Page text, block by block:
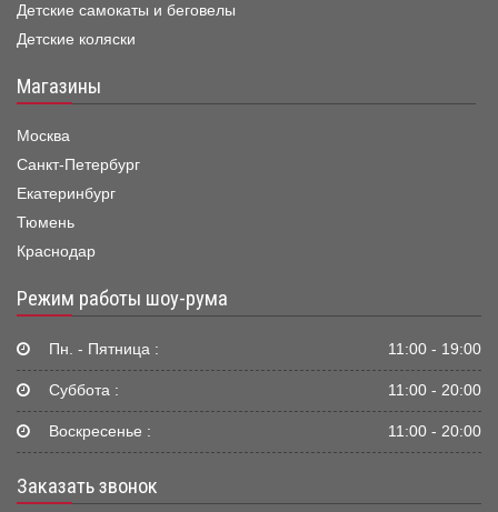
Детские самокаты и беговелы
Детские коляски
Магазины
Москва
Санкт-Петербург
Екатеринбург
Тюмень
Краснодар
Режим работы шоу-рума
Пн. - Пятница : 11:00 - 19:00
Суббота : 11:00 - 20:00
Воскресенье : 11:00 - 20:00
Заказать звонок